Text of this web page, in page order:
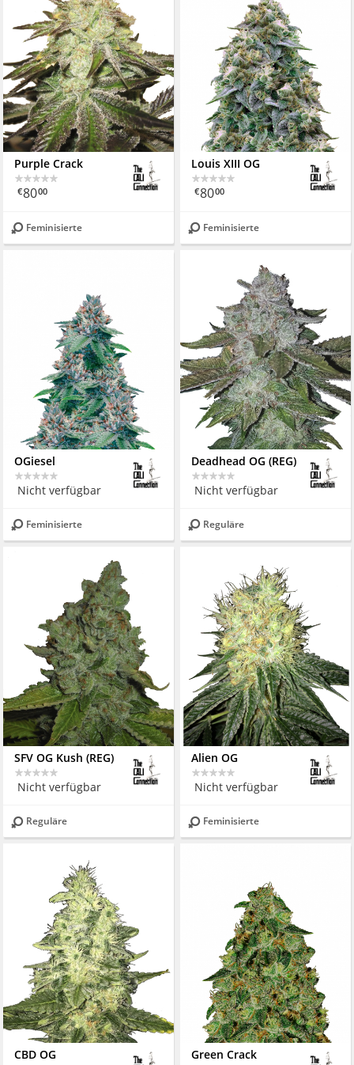
Purple Crack
€8000
Feminisierte
Louis XIII OG
€8000
Feminisierte
OGiesel
Nicht verfügbar
Feminisierte
Deadhead OG (REG)
Nicht verfügbar
Reguläre
SFV OG Kush (REG)
Nicht verfügbar
Reguläre
Alien OG
Nicht verfügbar
Feminisierte
CBD OG Green Crack